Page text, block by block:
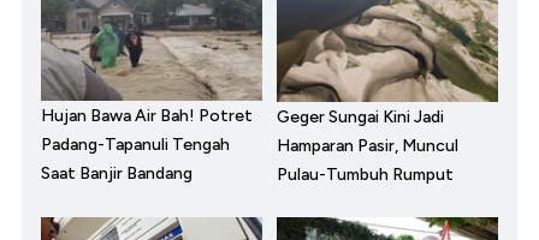
Hujan Bawa Air Bah! Potret
Padang-Tapanuli Tengah
Saat Banjir Bandang
Geger Sungai Kini Jadi
Hamparan Pasir, Muncul
Pulau-Tumbuh Rumput